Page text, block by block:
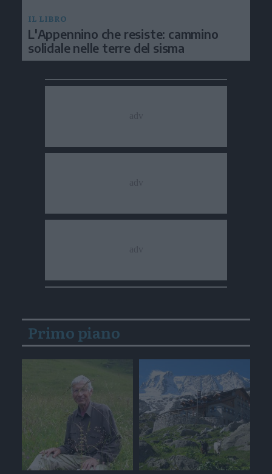
IL LIBRO
L'Appennino che resiste: cammino
solidale nelle terre del sisma
Primo piano